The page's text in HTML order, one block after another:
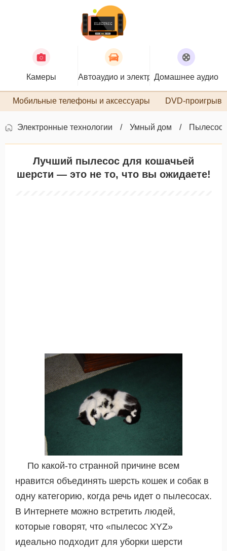
Камеры Автоаудио и электроникаДомашнее аудио
Мобильные телефоны и аксессуары DVD-
Электронные технологии Умный дом
Лучший пылесос для кошачьей
шерсти — это не то, что вы ожидаете!
По какой-то странной причине всем
нравится объединять шерсть кошек и собак в
одну категорию, когда речь идет о пылесосах.
В Интернете можно встретить людей,
которые говорят, что «пылесос XYZ»
идеально подходит для уборки шерсти